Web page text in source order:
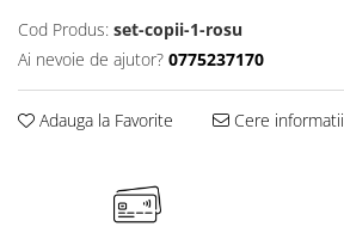
Cod Produs: set-copii-1-rosu
Ai nevoie de ajutor? 0775237170
Adauga la Favorite Cere informatii